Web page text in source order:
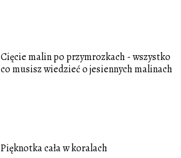
Cięcie malin po przymrozkach - wszystko
co musisz wiedzieć o jesiennych malinach
Pięknotka cała w koralach